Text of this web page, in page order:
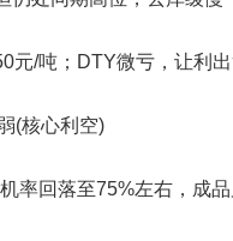
元/吨；DTY微亏，让利
(核心利空)
率回落至75%左右，成